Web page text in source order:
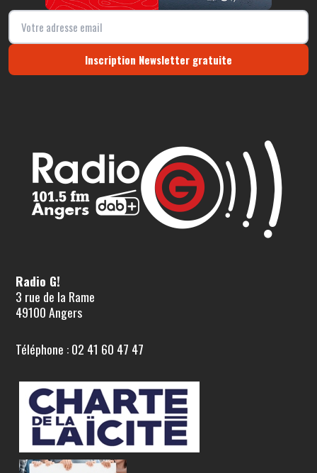
Inscription Newsletter gratuite
Radio G!
3 rue de la Rame
49100 Angers
Téléphone : 02 41 60 47 47